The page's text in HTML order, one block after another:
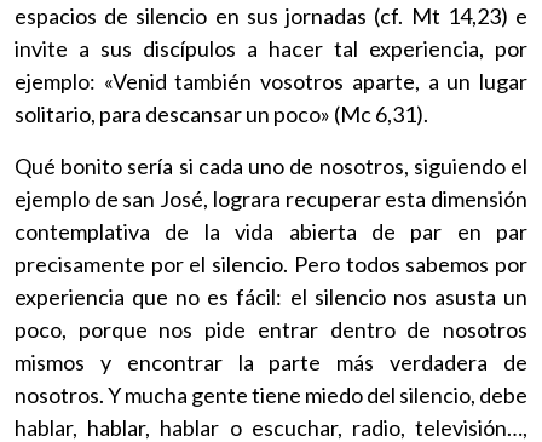
espacios de silencio en sus jornadas (cf. Mt 14,23) e
invite a sus discípulos a hacer tal experiencia, por
ejemplo: «Venid también vosotros aparte, a un lugar
solitario, para descansar un poco» (Mc 6,31).
Qué bonito sería si cada uno de nosotros, siguiendo el
ejemplo de san José, lograra recuperar esta dimensión
contemplativa de la vida abierta de par en par
precisamente por el silencio. Pero todos sabemos por
experiencia que no es fácil: el silencio nos asusta un
poco, porque nos pide entrar dentro de nosotros
mismos y encontrar la parte más verdadera de
nosotros. Y mucha gente tiene miedo del silencio, debe
hablar, hablar, hablar o escuchar, radio, televisión…,